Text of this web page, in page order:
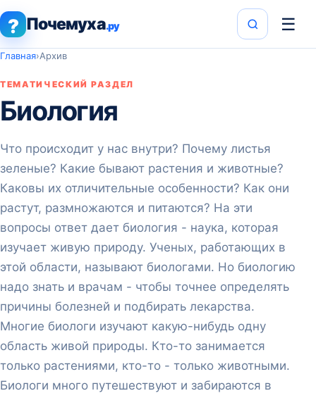
? Почемуха.ру ☰
Главная›Архив
ТЕМАТИЧЕСКИЙ РАЗДЕЛ
Биология
Что происходит у нас внутри? Почему листья
зеленые? Какие бывают растения и животные?
Каковы их отличительные особенности? Как они
растут, размножаются и питаются? На эти
вопросы ответ дает биология - наука, которая
изучает живую природу. Ученых, работающих в
этой области, называют биологами. Но биологию
надо знать и врачам - чтобы точнее определять
причины болезней и подбирать лекарства.
Многие биологи изучают какую-нибудь одну
область живой природы. Кто-то занимается
только растениями, кто-то - только животными.
Биологи много путешествуют и забираются в